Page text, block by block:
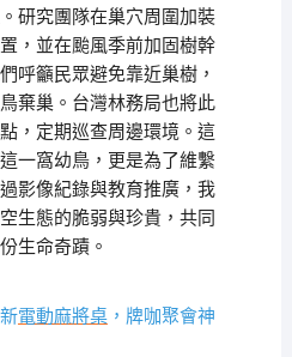
研究團隊在巢穴周圍加裝
，並在颱風季前加固樹幹
呼籲民眾避免靠近巢樹，
棄巢。台灣林務局也將此
，定期巡查周邊環境。這
一窩幼鳥，更是為了維繫
影像紀錄與教育推廣，我
生態的脆弱與珍貴，共同
生命奇蹟。
電動麻將桌，牌咖聚會神